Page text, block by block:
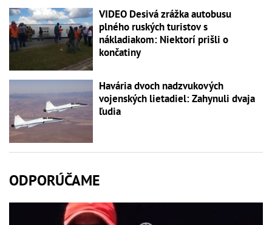
VIDEO Desivá zrážka autobusu
plného ruských turistov s
nákladiakom: Niektorí prišli o
končatiny
Havária dvoch nadzvukových
vojenských lietadiel: Zahynuli dvaja
ľudia
ODPORÚČAME